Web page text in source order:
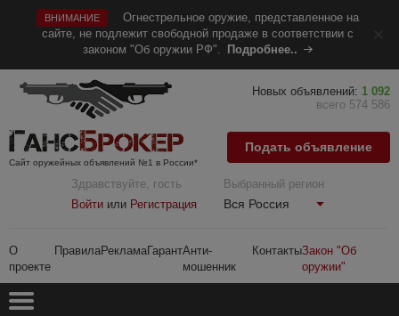
ВНИМАНИЕ
Огнестрельное оружие, представленное на
сайте, не подлежит свободной продаже в соответствии с
законом "Об оружии РФ".
Подробнее..
Сайт оружейных объявлений №1 в России*
Здравствуйте, гость
Войти или Регистрация
Выбранный регион
Вся Россия
О
проекте
ПравилаРекламаГарантАнти-
мошенник
КонтактыЗакон "Об
оружии"
Новых объявлений: 1 092
всего 574 586
Подать объявление